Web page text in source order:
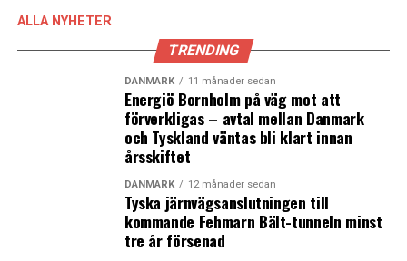
ALLA NYHETER
TRENDING
DANMARK 11 månader sedan
Energiö Bornholm på väg mot att
förverkligas – avtal mellan Danmark
och Tyskland väntas bli klart innan
årsskiftet
DANMARK 12 månader sedan
Tyska järnvägsanslutningen till
kommande Fehmarn Bält-tunneln minst
tre år försenad